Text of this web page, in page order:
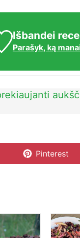
Išbandei
Parašyk, ką
Share
Pinterest